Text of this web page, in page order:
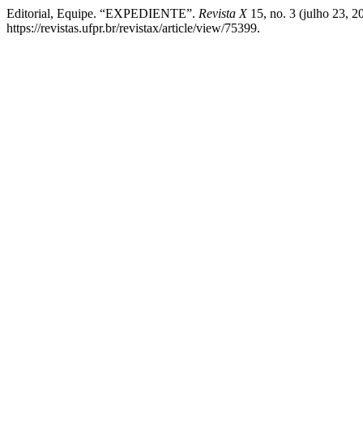
Editorial, Equipe. “EXPEDIENTE”. Revista X15, no. 3 (julho 23,
https://revistas.ufpr.br/revistax/article/view/75399.